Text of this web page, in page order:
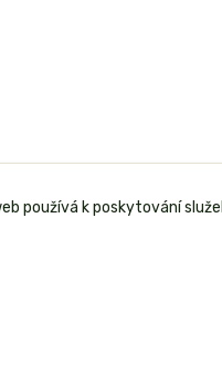
používá k poskytování